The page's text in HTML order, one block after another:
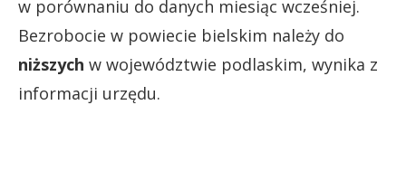
w porównaniu do danych miesiąc wcześniej.
Bezrobocie w powiecie bielskim należy do
niższych w województwie podlaskim, wynika z
informacji urzędu.